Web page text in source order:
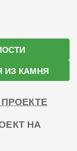
ИЗ КАМНЯ
НА